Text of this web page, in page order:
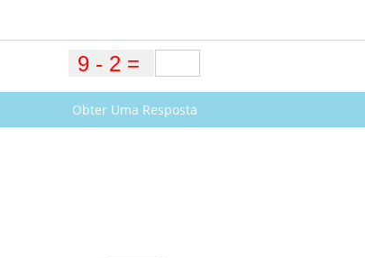
Obter Uma Resposta